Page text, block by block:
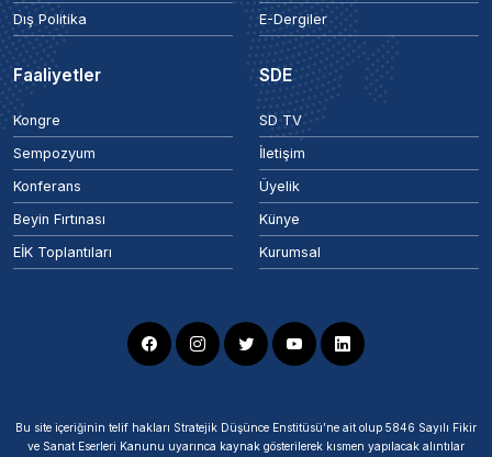
Dış Politika
E-Dergiler
Faaliyetler
Kongre
Sempozyum
Konferans
Beyin Fırtınası
EİK Toplantıları
SDE
SD TV
İletişim
Üyelik
Künye
Kurumsal
Bu site içeriğinin telif hakları Stratejik Düşünce Enstitüsü’ne ait olup 5846 Sayılı Fikir
ve Sanat Eserleri Kanunu uyarınca kaynak gösterilerek kısmen yapılacak alıntılar